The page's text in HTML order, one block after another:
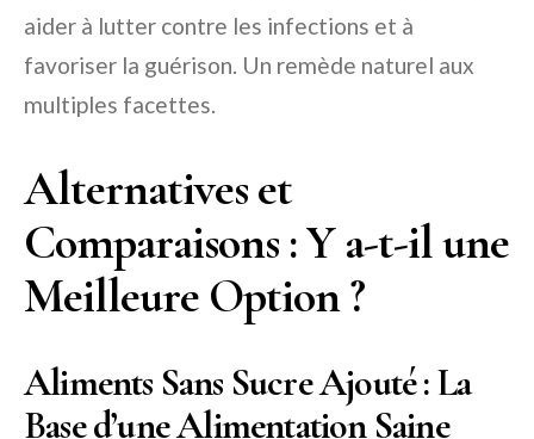
aider à lutter contre les infections et à
favoriser la guérison. Un remède naturel aux
multiples facettes.
Alternatives et
Comparaisons : Y a-t-il une
Meilleure Option ?
Aliments Sans Sucre Ajouté : La
Base d’une Alimentation Saine